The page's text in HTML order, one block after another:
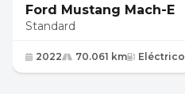
Ford Mustang Mach-E
Standard
2022 70.061 km Eléctrico